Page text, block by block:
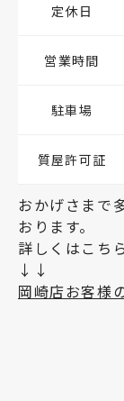
定休日
営業時間
駐車場
質屋許可証
おかげさまで
おります。
詳しくはこち
↓↓
岡崎店お客様